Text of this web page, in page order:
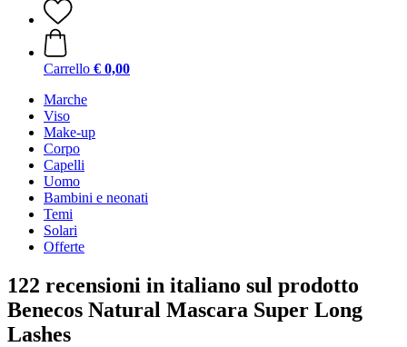
Carrello € 0,00
Marche
Viso
Make-up
Corpo
Capelli
Uomo
Bambini e neonati
Temi
Solari
Offerte
122 recensioni in italiano sul prodotto
Benecos Natural Mascara Super Long
Lashes